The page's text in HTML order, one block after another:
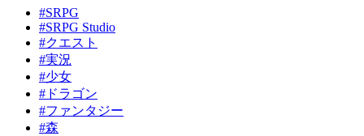
#SRPG
#SRPG Studio
#クエスト
#実況
#少女
#ドラゴン
#ファンタジー
#森